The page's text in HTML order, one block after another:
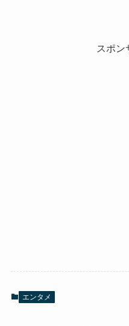
スポン
エンタメ